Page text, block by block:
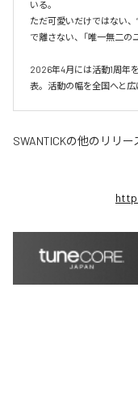
いる。
ただ可愛いだけではない
で離さない、「唯一無二の
2026年4月には活動1周年
表。活動の幅を全国へと広
SWANTICKの他のリリー